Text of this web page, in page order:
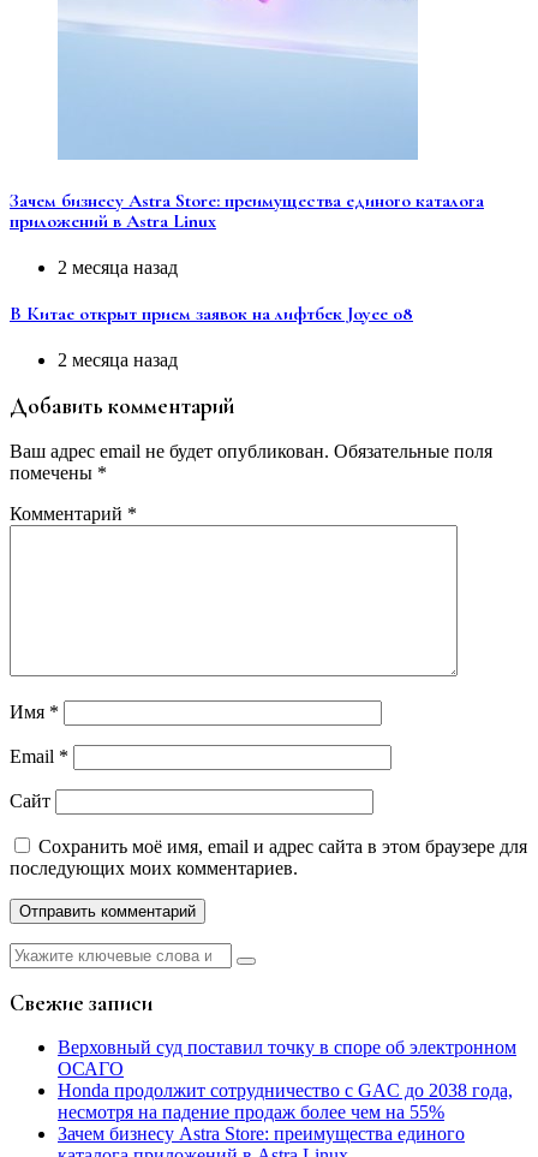
Зачем бизнесу Astra Store: преимущества единого каталога
приложений в Astra Linux
2 месяца назад
В Китае открыт прием заявок на лифтбек Joyee 08
2 месяца назад
Добавить комментарий
Ваш адрес email не будет опубликован. Обязательные поля
помечены *
Комментарий *
Имя *
Email *
Сайт
Сохранить моё имя, email и адрес сайта в этом браузере для
последующих моих комментариев.
Найти:
Свежие записи
Верховный суд поставил точку в споре об электронном
ОСАГО
Honda продолжит сотрудничество с GAC до 2038 года,
несмотря на падение продаж более чем на 55%
Зачем бизнесу Astra Store: преимущества единого